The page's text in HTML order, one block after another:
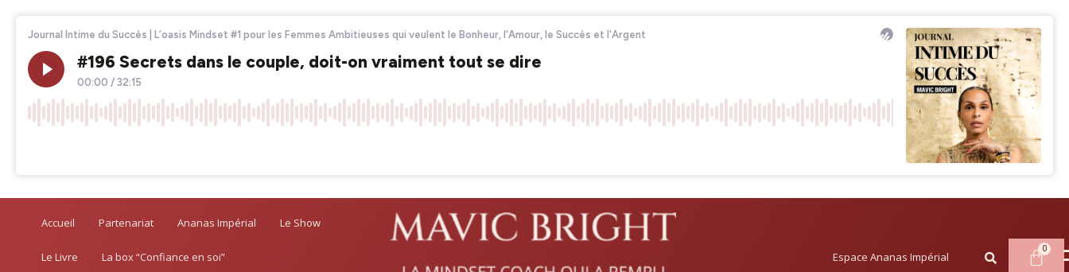
Accueil Partenariat Ananas Impérial Le Show
Le Livre La box “Confiance en soi” Espace Ananas Impérial